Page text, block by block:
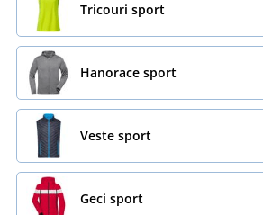
Tricouri sport
Hanorace sport
Veste sport
Geci sport